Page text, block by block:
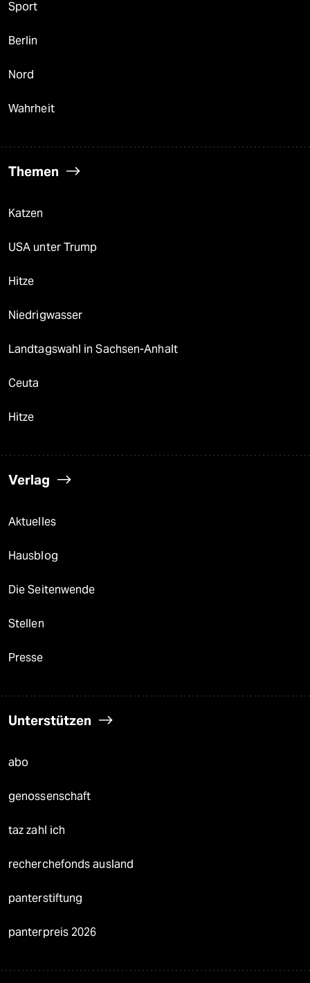
Sport
Berlin
Nord
Wahrheit
Themen
Katzen
USA unter Trump
Hitze
Niedrigwasser
Landtagswahl in Sachsen-Anhalt
Ceuta
Hitze
Verlag
Aktuelles
Hausblog
Die Seitenwende
Stellen
Presse
Unterstützen
abo
genossenschaft
taz zahl ich
recherchefonds ausland
panterstiftung
panterpreis 2026